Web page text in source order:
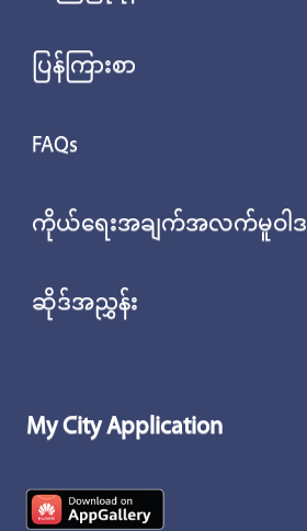
ပြန်ကြားစာ
FAQs
ကိုယ်ရေးအချက်အလက်မူဝါဒ
ဆိုဒ်အညွှန်း
My City Application